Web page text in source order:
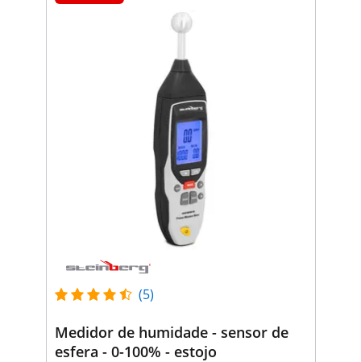
(5)
Medidor de humidade - sensor de
esfera - 0-100% - estojo